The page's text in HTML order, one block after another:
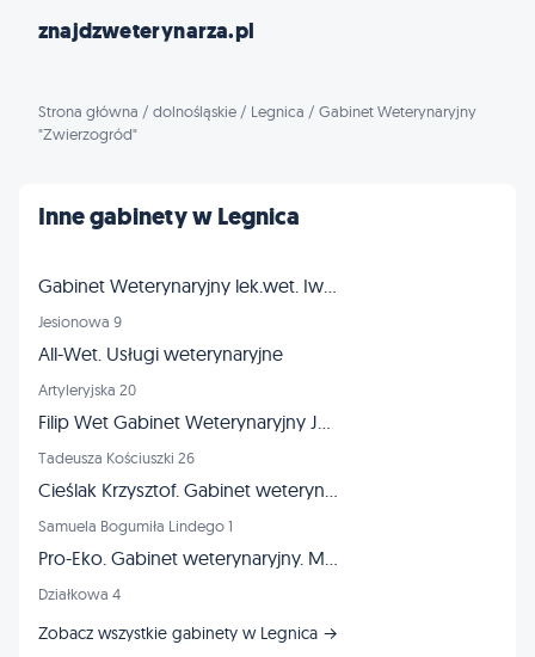
znajdzweterynarza.pl
Strona główna / dolnośląskie / Legnica / Gabinet Weterynaryjny
"Zwierzogród"
Inne gabinety w Legnica
Gabinet Weterynaryjny lek.wet. Iwona Stolarska
Jesionowa 9
All-Wet. Usługi weterynaryjne
Artyleryjska 20
Filip Wet Gabinet Weterynaryjny Jacek Filipowski
Tadeusza Kościuszki 26
Cieślak Krzysztof. Gabinet weterynaryjny
Samuela Bogumiła Lindego 1
Pro-Eko. Gabinet weterynaryjny. Madejek-Garstka E., Garstka Z.
Działkowa 4
Zobacz wszystkie gabinety w Legnica →